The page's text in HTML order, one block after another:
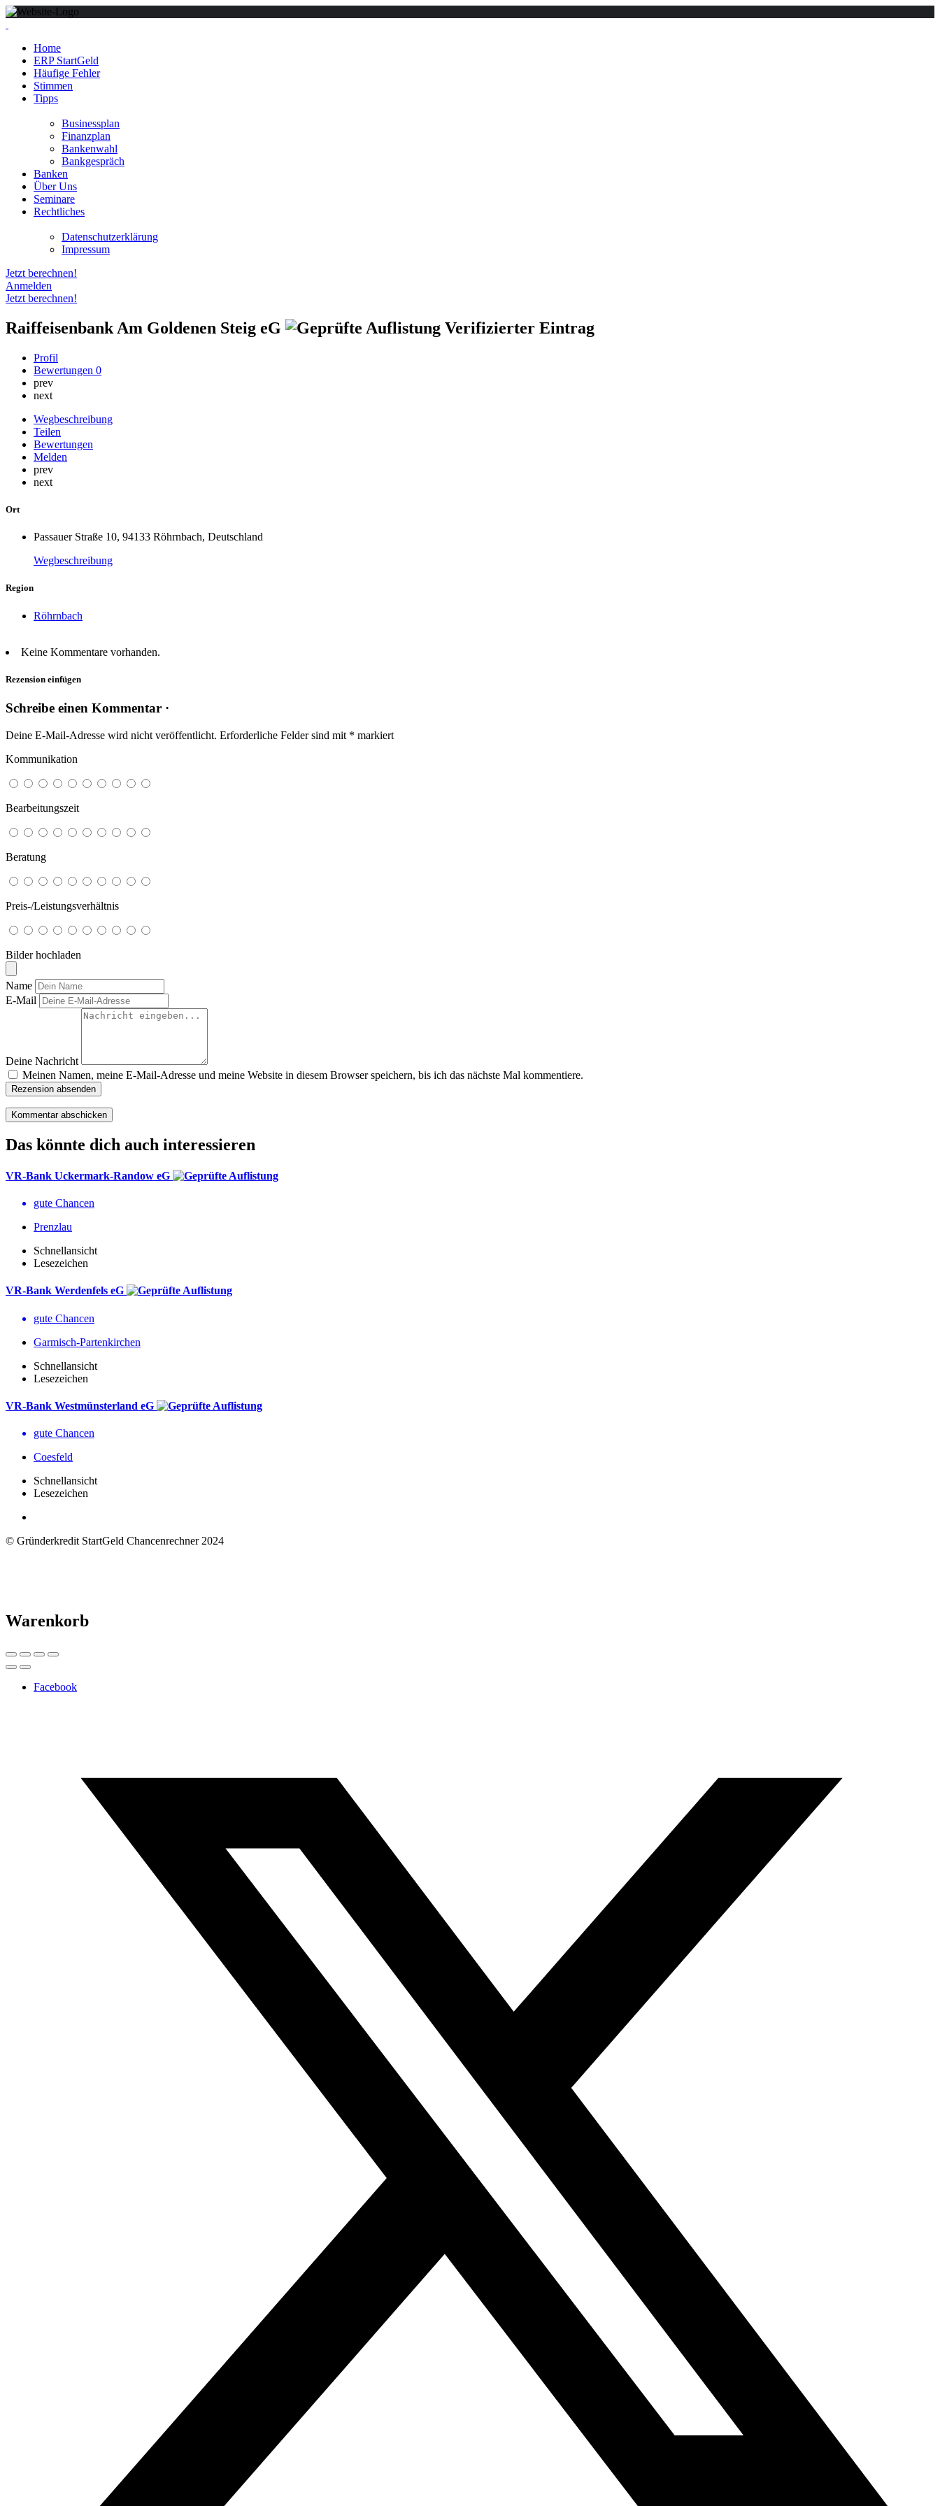
Home
ERP StartGeld
Häufige Fehler
Stimmen
Tipps
Businessplan
Finanzplan
Bankenwahl
Bankgespräch
Banken
Über Uns
Seminare
Rechtliches
Datenschutzerklärung
Impressum
Jetzt berechnen!
Anmelden
Jetzt berechnen!
Raiffeisenbank Am Goldenen Steig eG Verifizierter Eintrag
Profil
Bewertungen 0
prev
next
Wegbeschreibung
Teilen
Bewertungen
Melden
prev
next
Ort
Passauer Straße 10, 94133 Röhrnbach, Deutschland
Wegbeschreibung
Region
Röhrnbach
Keine Kommentare vorhanden.
Rezension einfügen
Schreibe einen Kommentar ·
Deine E-Mail-Adresse wird nicht veröffentlicht. Erforderliche Felder sind mit * markiert
Kommunikation
Bearbeitungszeit
Beratung
Preis-/Leistungsverhältnis
Bilder hochladen
Name
E-Mail
Deine Nachricht
Meinen Namen, meine E-Mail-Adresse und meine Website in diesem Browser speichern, bis ich das nächste Mal kommentiere.
Rezension absenden
Das könnte dich auch interessieren
VR-Bank Uckermark-Randow eG
gute Chancen
Prenzlau
Schnellansicht
Lesezeichen
VR-Bank Werdenfels eG
gute Chancen
Garmisch-Partenkirchen
Schnellansicht
Lesezeichen
VR-Bank Westmünsterland eG
gute Chancen
Coesfeld
Schnellansicht
Lesezeichen
© Gründerkredit StartGeld Chancenrechner 2024
Warenkorb
Facebook